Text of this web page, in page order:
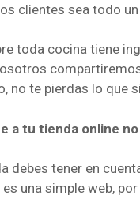
clientes sea todo un
toda cocina tiene
no te pierdas lo que
a tu tienda online
debes tener en
una simple web,